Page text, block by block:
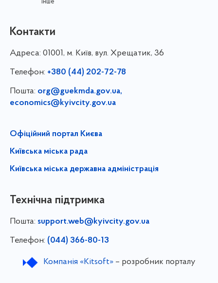
інше
Контакти
Адреса: 01001, м. Київ, вул. Хрещатик, 36
Телефон: +380 (44) 202-72-78
Пошта: org@guekmda.gov.ua,
economics@kyivcity.gov.ua
Офіційний портал Києва
Київська міська рада
Київська міська державна адміністрація
Технічна підтримка
Пошта: support.web@kyivcity.gov.ua
Телефон: (044) 366-80-13
Компанія «Kitsoft»– розробник порталу